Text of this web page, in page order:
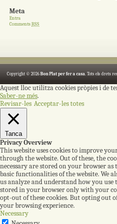
Meta
Entra
CommentsRSS
Copyright © 2026 Bon Plat per fer a casa. Tots els drets
Aquest lloc utilitza cookies pròpies i de
Saber-ne més.
Revisar-les Acceptar-les totes
Tanca
Privacy Overview
This website uses cookies to improve
through the website. Out of these, the
necessary are stored on your browser
basic functionalities of the website. We
us analyze and understand how you use
stored in your browser only with your
opt-out of these cookies. But opting out
your browsing experience.
Necessary